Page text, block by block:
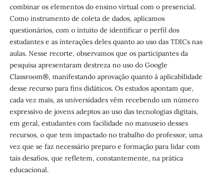
combinar os elementos do ensino virtual com o presencial.
Como instrumento de coleta de dados, aplicamos
questionários, com o intuito de identificar o perfil dos
estudantes e as interações deles quanto ao uso das TDICs nas
aulas. Nesse recorte, observamos que os participantes da
pesquisa apresentaram destreza no uso do Google
Classroom®, manifestando aprovação quanto à aplicabilidade
desse recurso para fins didáticos. Os estudos apontam que,
cada vez mais, as universidades vêm recebendo um número
expressivo de jovens adeptos ao uso das tecnologias digitais,
em geral, estudantes com facilidade no manuseio desses
recursos, o que tem impactado no trabalho do professor, uma
vez que se faz necessário preparo e formação para lidar com
tais desafios, que refletem, constantemente, na prática
educacional.